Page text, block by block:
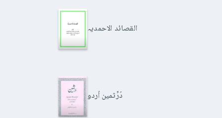
القصائد الاحمدیہ
دُرِّثمین اُردو